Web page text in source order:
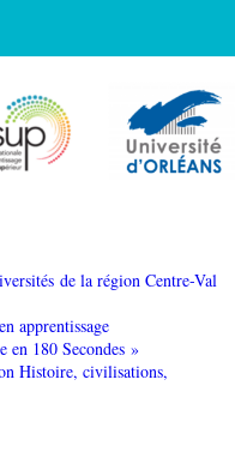
de la région Centre-Val
apprentissage
en 180 Secondes »
Histoire, civilisations,